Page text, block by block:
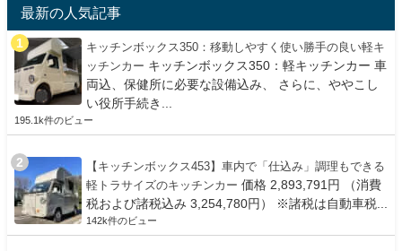
最新の人気記事
キッチンボックス350：移動しやすく使い勝手の良い軽キ
ッチンカー キッチンボックス350：軽キッチンカー 車
両込、保健所に必要な設備込み、 さらに、ややこし
い役所手続き...
195.1k件のビュー
【キッチンボックス453】車内で「仕込み」調理もできる
軽トラサイズのキッチンカー 価格 2,893,791円 （消費
税および諸税込み 3,254,780円） ※諸税は自動車税...
142k件のビュー